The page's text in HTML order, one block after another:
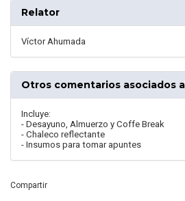
Relator
Víctor Ahumada
Otros comentarios asociados
Incluye:
- Desayuno, Almuerzo y Coffe Break
- Chaleco reflectante
- Insumos para tomar apuntes
Compartir